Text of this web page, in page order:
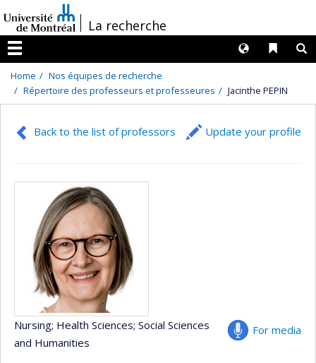
au
contenu
/La recherche
Menu
Liens
Langues
Home
Nos équipes de recherche
Répertoire des professeurs et professeures
Jacinthe PEPIN
Back to the list of professors Update your profile
For media
Nursing; Health Sciences; Social Sciences
and Humanities